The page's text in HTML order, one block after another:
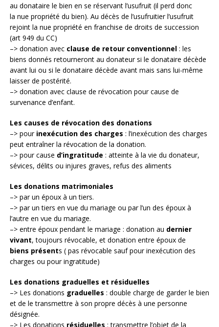
au donataire le bien en se réservant l’usufruit (il perd donc
la nue propriété du bien). Au décès de l’usufruitier l’usufruit
rejoint la nue propriété en franchise de droits de succession
(art 949 du CC)
–> donation avec clause de retour conventionnel : les
biens donnés retourneront au donateur si le donataire décède
avant lui ou si le donataire décède avant mais sans lui-même
laisser de postérité.
–> donation avec clause de révocation pour cause de
survenance d’enfant.
Les causes de révocation des donations
–> pourinexécution des charges : l’inexécution des charges
peut entraîner la révocation de la donation.
–> pour cause d’ingratitude : atteinte à la vie du donateur,
sévices, délits ou injures graves, refus des aliments
Les donations matrimoniales
–> par un époux à un tiers.
–> par un tiers en vue du mariage ou par l’un des époux à
l’autre en vue du mariage.
–> entre époux pendant le mariage : donation au dernier
vivant, toujours révocable, et donation entre époux de
biens présents ( pas révocable sauf pour inexécution des
charges ou pour ingratitude)
Les donations graduelles et résiduelles
–> Les donations graduelles : double charge de garder le bien
et de le transmettre à son propre décès à une personne
désignée.
–> Les donations résiduelles : transmettre l’objet de la